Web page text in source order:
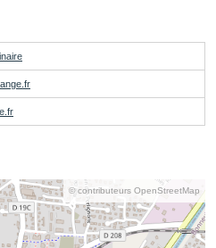
© contributeurs OpenStreetMap